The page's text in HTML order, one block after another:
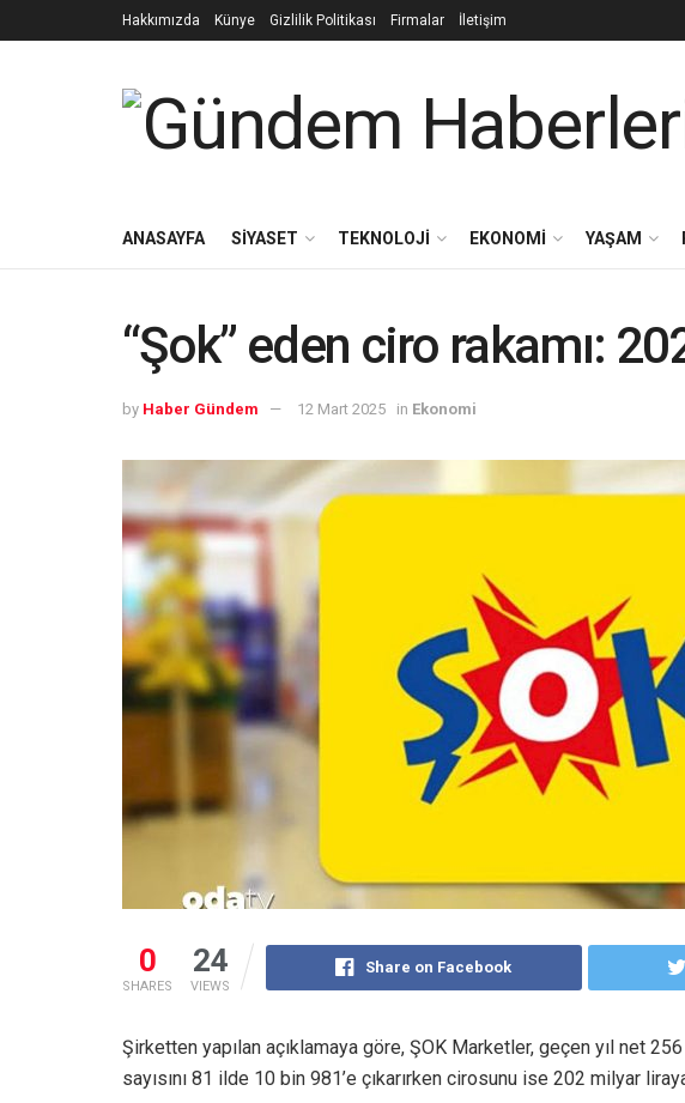
Hakkımızda Künye Gizlilik Politikası Firmalar İletişim
ANASAYFA SIYASET TEKNOLOJI EKONOMI YAŞAM
“Şok” eden ciro rakamı:
by Haber Gündem 12 Mart 2025 in Ekonomi
0
SHARES
24
VIEWS
Share on Facebook
Şirketten yapılan açıklamaya göre, ŞOK Marketler, geçen yıl net
sayısını 81 ilde 10 bin 981’e çıkarırken cirosunu ise 202 milyar